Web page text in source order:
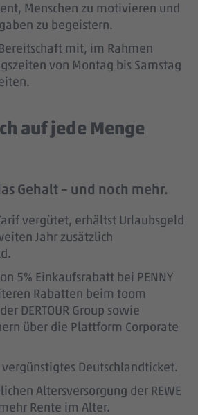
Menschen zu motivieren und
zu begeistern.
mit, im Rahmen
von Montag bis Samstag
auf jede Menge
Gehalt – und noch mehr.
vergütet, erhältst Urlaubsgeld
Jahr zusätzlich
5% Einkaufsrabatt bei PENNY
Rabatten beim toom
DERTOUR Group sowie
über die Plattform Corporate
Deutschlandticket.
Altersversorgung der REWE
Rente im Alter.